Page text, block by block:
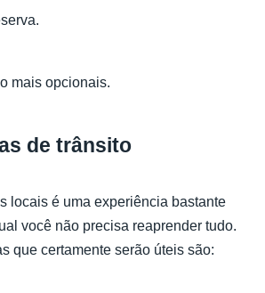
mais opcionais.
de trânsito
locais é uma experiência bastante
você não precisa reaprender tudo.
que certamente serão úteis são: